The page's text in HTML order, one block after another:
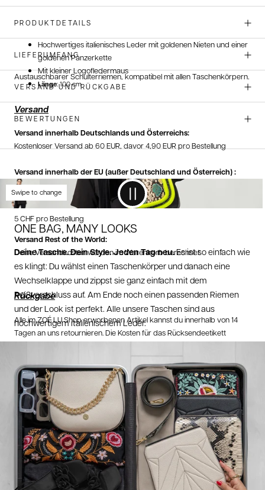
PRODUKTDETAILS
Hochwertiges italienisches Leder mit goldenen Nieten und einer
goldenen Panzerkette
Mit kleiner Logofledermaus
Länge: 100 cm
LIEFERUMFANG
Austauschbarer Schulterriemen, kompatibel mit allen Taschenkörpern.
VERSAND UND RÜCKGABE
Versand
Versand innerhalb Deutschlands und Österreichs:
Kostenloser Versand ab 60 EUR, davor 4,90 EUR pro Bestellung
Versand innerhalb der EU (außer Deutschland und Österreich) :
5 EUR pro Bestellung
Versand innerhalb der Schweiz:
5 CHF pro Bestellung
Versand Rest of the World:
Deine Versandkosten werden im Warenkorb berechnet
Rückgabe
Alle im ZOÉ LU Shop erworbenen Artikel kannst du innerhalb von 14
Tagen an uns retournieren. Die Kosten für das Rücksendeetikett
Retoure aus Deutschland:
2,95 EUR
Retoure aus Österreich:
3,95 EUR
Wichtig: BeiSchweizer Bestellungenliegt ein Retourelabel in deinem
Paket. Da musst du nichts mehr anmelden!
10 EUR Rückversand
BEWERTUNGEN
Swipe to change
ONE BAG, MANY LOOKS
Deine Tasche. Dein Style. Jeden Tag neu.Es ist so einfach wie
es klingt: Du wählst einen Taschenkörper und danach eine
Wechselklappe und zippst sie ganz einfach mit dem
Reißverschluss auf. Am Ende noch einen passenden Riemen
und der Look ist perfekt. Alle unsere Taschen sind aus
hochwertigem italienischem Leder.